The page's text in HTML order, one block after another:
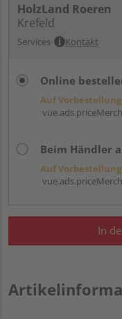
HolzLand Roeren
Krefeld
Services Kontakt
Online
Auf
Beim Händler
Auf
In